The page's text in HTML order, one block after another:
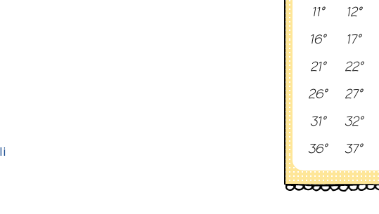
11°
12°
16°
17°
21°
22°
26°
27°
31°
32°
36°
37°